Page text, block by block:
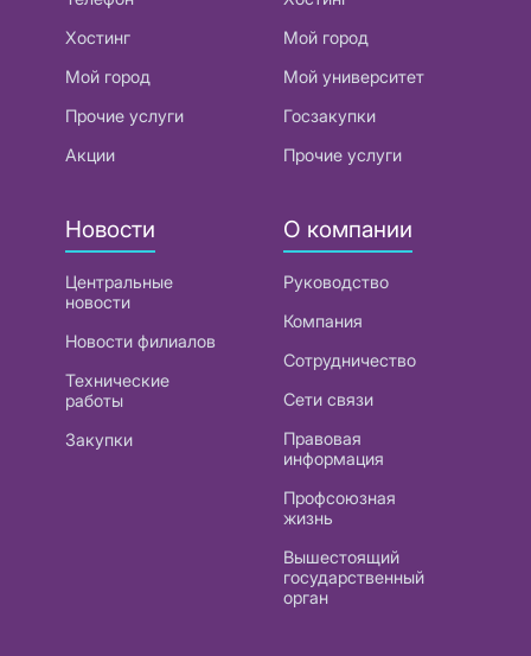
Хостинг
Мой город
Прочие услуги
Акции
Мой город
Мой университет
Госзакупки
Прочие услуги
Новости
Центральные
новости
Новости филиалов
Технические
работы
Закупки
О компании
Руководство
Компания
Сотрудничество
Сети связи
Правовая
информация
Профсоюзная
жизнь
Вышестоящий
государственный
орган